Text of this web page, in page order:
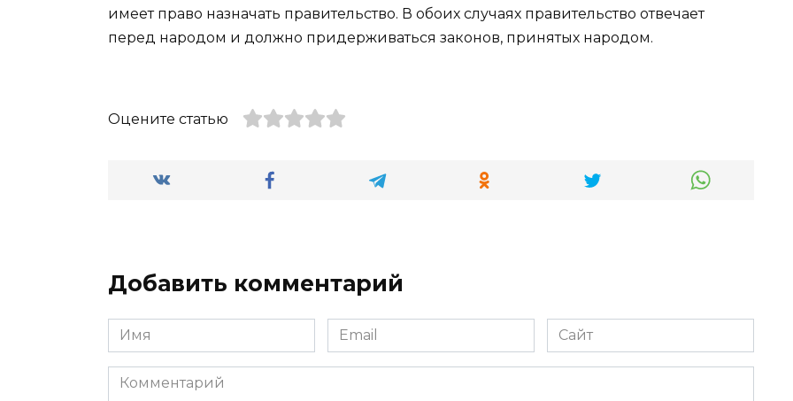
имеет право назначать правительство. В обоих случаях правительство отвечает
перед народом и должно придерживаться законов, принятых народом.
Оцените статью
Добавить комментарий
Имя
*
Email
*
Сайт
Комментарий